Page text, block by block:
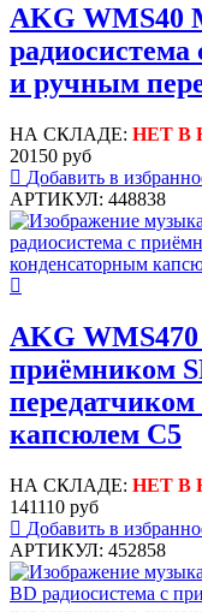
AKG WMS40
и ручным
НА СКЛАДЕ: НЕТ В
20150 руб
Добавить в
АРТИКУЛ: 448838
AKG WMS470
приёмником
капсюлем C5
НА СКЛАДЕ: НЕТ В
141110 руб
Добавить в
АРТИКУЛ: 452858